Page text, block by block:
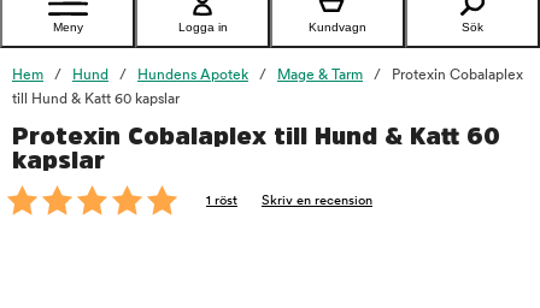
Meny Logga in Kundvagn Sök
Hem Hund Hundens Apotek Mage & Tarm
Protexin Cobalaplex
till Hund & Katt 60 kapslar
Protexin Cobalaplex till Hund & Katt 60
kapslar
1 röst Skriv en recension
foo